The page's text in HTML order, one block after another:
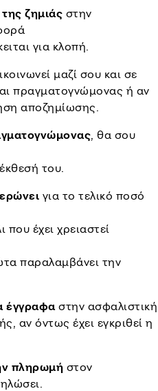
ζημιάς στην
για κλοπή.
μαζί σου και σε
πραγματογνώμονας ή αν
αποζημίωσης.
, θα σου
του.
για το τελικό ποσό
που έχει χρειαστεί
παραλαμβάνει την
έγγραφαστην ασφαλιστική
αν όντως έχει εγκριθεί η
πληρωμή στον